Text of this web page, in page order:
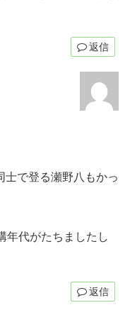
返信
士で登る瀬野八もかっ
年代がたちましたし
返信